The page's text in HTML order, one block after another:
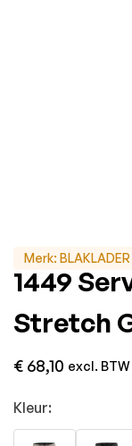
Merk: BLAKLADER
1449
Stretch
€ 68,10 excl. BTW
Kleur: